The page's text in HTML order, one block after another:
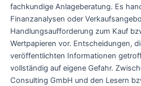
fachkundige Anlageberatung. Es
Finanzanalysen oder
Handlungsaufforderung zum Kauf
Wertpapieren vor. Entscheidungen,
veröffentlichten Informationen
vollständig auf eigene Gefahr.
Consulting GmbH und den Lesern